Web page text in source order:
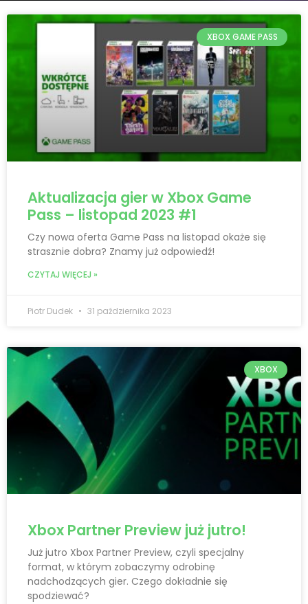
XBOX GAME PASS
Aktualizacja gier w Xbox Game
Pass – listopad 2023 #1
Czy nowa oferta Game Pass na listopad okaże się
strasznie dobra? Znamy już odpowiedź!
CZYTAJ WIĘCEJ »
Piotr Dudek 31 października 2023
XBOX
Xbox Partner Preview już jutro!
Już jutro Xbox Partner Preview, czyli specjalny
format, w którym zobaczymy odrobinę
nadchodzących gier. Czego dokładnie się
spodziewać?